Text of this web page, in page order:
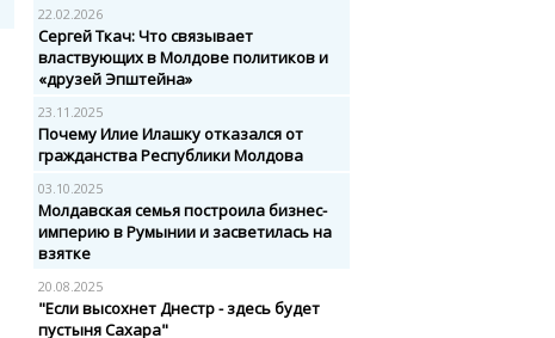
22.02.2026
Сергей Ткач: Что связывает
властвующих в Молдове политиков и
«друзей Эпштейна»
23.11.2025
Почему Илие Илашку отказался от
гражданства Республики Молдова
03.10.2025
Молдавская семья построила бизнес-
империю в Румынии и засветилась на
взятке
20.08.2025
"Если высохнет Днестр - здесь будет
пустыня Сахара"